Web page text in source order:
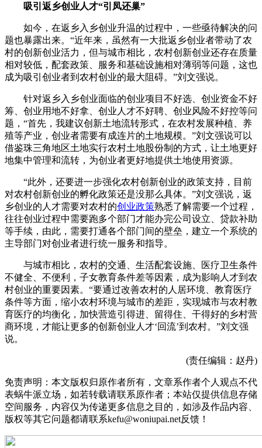
吸引返乡创业人才“引凤还巢”
如今，在返乡入乡创业升温的过程中，一些亟待解决的问
题也暴露出来。“近年来，虽然有一大批返乡创业者带动了农
村的创新创业活力，但与城市相比，农村创新创业还存在质量
相对较低，配套政策、服务和基础设施相对薄弱等问题，这也
成为吸引创业者到农村创业的最大阻碍。”刘文强说。
针对返乡入乡创业面临的创业项目不好选、创业资金不好
筹、创业用地不好拿、创业人才不好聘、创业风险不好控等问
题，“首先，我建议创新土地流转形式，在农村发展种植、养
殖等产业，创业者需要有成连片的土地规模。”刘文强说可以
借鉴珠三角地区土地实行农村土地股份制的方式，让土地更好
地集中管理和流转，为创业者更好地提供土地使用资源。
“此外，还要进一步强化农村创新创业的政策支持，目前
对农村创新创业的孵化政策还是没那么具体。”刘文强说，返
乡创业的人才需要对农村的创业政策熟悉了解需要一个过程，
往往创业过程中需要跑多个部门才能办完公司设立、贷款补助
等手续，由此，需要打通各个部门间的壁垒，建立一个系统的
主导部门对创业者进行统一服务和指导。
与城市相比，农村的交通、生活配套设施、医疗卫生条件
不健全、不便利，子女教育条件差等因素，成为影响人才到农
村创业的重要因素。“要通过改善农村的人居环境、教育医疗
条件等方面，缩小农村环境与城市的差距，实现城市与农村教
育医疗的均衡化，加快营造引得进、留得住、干得好的乡村营
商环境，才能让更多的创新创业人才‘回流’到农村。”刘文强
说。
(责任编辑：赵丹)
免责声明：本文版权归原作者所有，文章系作者个人观点不代
表蜗牛派立场，如若转载请联系原作者；本站仅提供信息存储
空间服务，内容仅为传递更多信息之目的，如涉及作品内容、
版权等其它问题都请联系kefu@woniupai.net反馈！